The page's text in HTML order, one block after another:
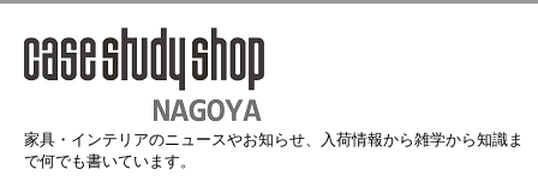
家具・インテリアのニュースやお知らせ、入荷情報から雑学から知識ま
で何でも書いています。